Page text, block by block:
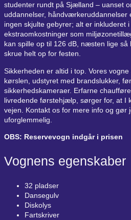
studenter rundt på Sjælland – uanset
uddannelser, håndværkeruddannelser
ingen skjulte gebyrer; alt er inkluderet
ekstraomkostninger som
kan spille op til 126 dB, næsten lige så
skrue helt op for festen.
Sikkerheden er altid i top. Vores
kørslen, udstyret med brandslukker,
sikkerhedskameraer. Erfarne
livredende førstehjælp, sørger for, at I
vejen. Kontakt os for mere info og gør
uforglemmelig.
OBS: Reservevogn indgår i prisen
Vognens egenskaber
32 pladser
Dansegulv
Diskolys
Fartskriver